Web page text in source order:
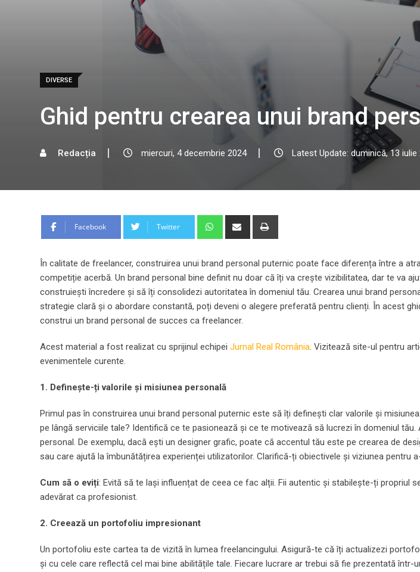
DIVERSE
Ghid pentru crearea unui brand
Redacția miercuri, 4 decembrie 2024 Latest Update: duminică, 13 iulie
Facebook Twitter WhatsappShare
În calitate de freelancer, construirea unui brand personal puternic poate face diferența între a
competiție acerbă. Un brand personal bine definit nu doar că îți va crește vizibilitatea, dar te va
construiești încredere și să îți consolidezi autoritatea în domeniul tău. Crearea unui brand
strategie clară și o abordare constantă, poți deveni o alegere preferată pentru clienți. În acest
construi un brand personal de succes ca freelancer.
Acest material a fost realizat cu sprijinul echipei Jurnal Real România. Vizitează site-ul pentru
evenimentele curente.
1. Definește-ți valorile și misiunea personală
Primul pas în construirea unui brand personal puternic este să îți definești clar valorile și
pe lângă serviciile tale? Identifică ce te pasionează și ce te motivează să lucrezi în domeniul tău.
personal. De exemplu, dacă ești un designer grafic, poate că accentul tău este pe crearea de
sau care ajută la îmbunătățirea experienței utilizatorilor. Clarifică-ți obiectivele și viziunea pentru
Cum să o eviți: Evită să te lași influențat de ceea ce fac alții. Fii autentic și stabilește-ți propriul
adevărat ca profesionist.
2. Creează un portofoliu impresionant
Un portofoliu este cartea ta de vizită în lumea freelancingului. Asigură-te că îți actualizezi
și cu cele care reflectă cel mai bine abilitățile tale. Fiecare lucrare ar trebui să fie prezentată